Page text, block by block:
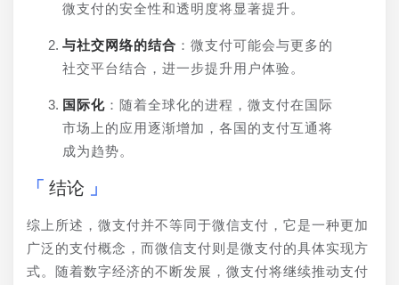
微支付的安全性和透明度将显著提升。
与社交网络的结合 ：微支付可能会与更多的
社交平台结合，进一步提升用户体验。
国际化 ：随着全球化的进程，微支付在国际
市场上的应用逐渐增加，各国的支付互通将
成为趋势。
结论
综上所述，微支付并不等同于微信支付，它是一种更加
广泛的支付概念，而微信支付则是微支付的具体实现方
式。随着数字经济的不断发展，微支付将继续推动支付